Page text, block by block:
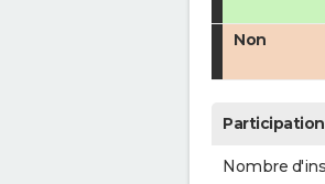
Non
Nombre